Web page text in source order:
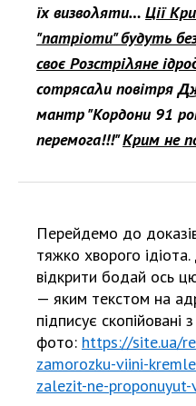
їх визвоλяти… Ції
"патріоти" будуть
своє Розстріλяне
сотрясаλи повітря
мантр "Кордони 91
перемога!!!"Крим не
Перейдемо до
тяжко хворого
відкрити бодай ось
— яким текстом на
підписує скопійовані
фото: https://site.ua/
zamorozku-viini-
zalezit-ne-